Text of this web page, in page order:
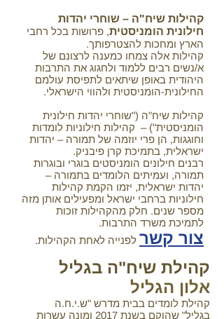
קהילות שיח"ה – שוחרי יהדות
חילונית הומניסטית, פרושות בכל רחבי
הארץ ומחכות להצטרפותך.
קהילות אלה צמחו כמענה לרצונם של
א/נשים רבים ללמוד ולחגוג את התרבות
היהודית באופן שיתאים לתפיסת עולמם
החילונית-הומניסטית ולהווי הישראלי.
קהילות שיח"ה ("שוחרי יהדות חילונית
הומניסטית") – קהילות חילוניות לומדות
וחוגגות, הן פרי יוזמה של תמורה – יהדות
ישראלית, בתמיכת קרן פיבניק.
רבנים חילונים הומניסטים בוגרי ובוגרות
תמורה, ועמיתים הלומדים בתמורה –
יהדות ישראלית, יזמו הקמת קהילות
חילוניות ברחבי ישראל ומפעילים אותן מזה
מספר שנים. חלק מהקהילות זוכות
לתמיכת משרד התרבות.
צור קשר לפנייה לאחת הקהילות.
קהילת שיח"ה בגליל
אלון הגליל
קהילת לומדים בבית מדרש "ש.י.ח.ה
בגליל" שהוקם בשנת 2017 ומונה עשרות